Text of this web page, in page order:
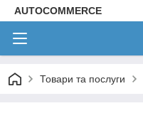
AUTOCOMMERCE
Товари та послуги